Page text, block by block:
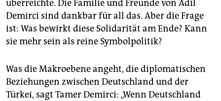
überreichte. Die Familie und Freunde von Adil
Demirci sind dankbar für all das. Aber die Frage
ist: Was bewirkt diese Solidarität am Ende? Kann
sie mehr sein als reine Symbolpolitik?
Was die Makroebene angeht, die diplomatischen
Beziehungen zwischen Deutschland und der
Türkei, sagt Tamer Demirci: „Wenn Deutschland